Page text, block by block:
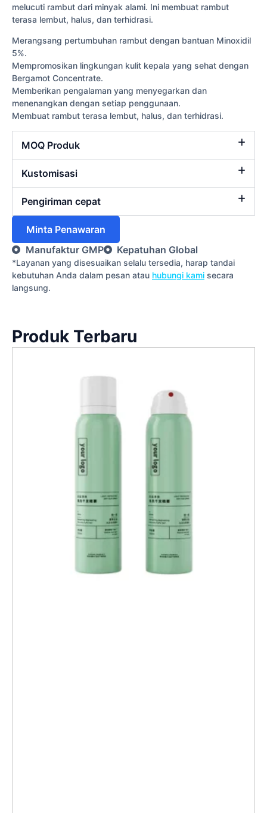
melucuti rambut dari minyak alami. Ini membuat rambut
terasa lembut, halus, dan terhidrasi.
Merangsang pertumbuhan rambut dengan bantuan Minoxidil
5%.
Mempromosikan lingkungan kulit kepala yang sehat dengan
Bergamot Concentrate.
Memberikan pengalaman yang menyegarkan dan
menenangkan dengan setiap penggunaan.
Membuat rambut terasa lembut, halus, dan terhidrasi.
MOQ Produk
Kustomisasi
Pengiriman cepat
Minta Penawaran
Manufaktur GMP
Kepatuhan Global
*Layanan yang disesuaikan selalu tersedia, harap tandai
kebutuhan Anda dalam pesan atau hubungi kami secara
langsung.
Produk Terbaru